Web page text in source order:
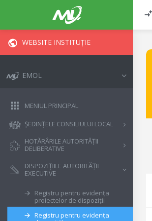
WEBSITE INSTITUȚIE
EMOL
MENIUL PRINCIPAL
ȘEDINȚELE CONSILIULUI LOCAL
HOTĂRÂRILE AUTORITĂȚII
DELIBERATIVE
DISPOZIȚIILE AUTORITĂȚII
EXECUTIVE
Registru pentru evidența
proiectelor de dispoziții
Registru pentru evidența